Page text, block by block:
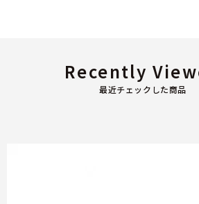
最近チェックした商品
Recently